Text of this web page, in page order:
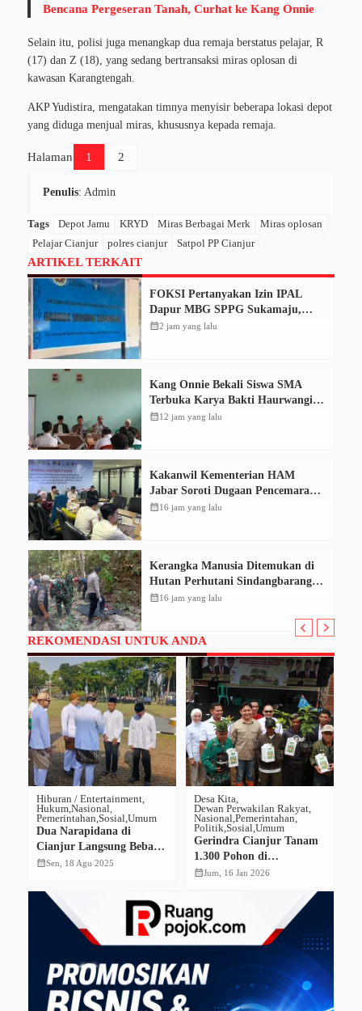
Bencana Pergeseran Tanah, Curhat ke Kang Onnie
Selain itu, polisi juga menangkap dua remaja berstatus pelajar, R
(17) dan Z (18), yang sedang bertransaksi miras oplosan di
kawasan Karangtengah.
AKP Yudistira, mengatakan timnya menyisir beberapa lokasi depot
yang diduga menjual miras, khususnya kepada remaja.
Halaman 1 2
Penulis: Admin
Tags Depot Jamu KRYD Miras Berbagai Merk
Miras oplosan
Pelajar Cianjur
polres cianjur Satpol PP Cianjur
ARTIKEL TERKAIT
FOKSI Pertanyakan Izin IPAL
Dapur MBG SPPG Sukamaju,
Korcam Sebut SPPL Belum Terbit
calendar_month2 jam yang lalu
Kang Onnie Bekali Siswa SMA
Terbuka Karya Bakti Haurwangi
dengan Pendidikan Demokrasi
calendar_month12 jam yang lalu
Kakanwil Kementerian HAM
Jabar Soroti Dugaan Pencemaran
Sungai Cikeas, Dinilai Ancam Hak
calendar_month16 jam yang lalu
Kerangka Manusia Ditemukan di
Hutan Perhutani Sindangbarang,
Polisi Selidiki Identitas Korban
calendar_month16 jam yang lalu
REKOMENDASI UNTUK ANDA
Hiburan / Entertainment
Hukum Nasional
Pemerintahan Sosial Umum
Dua Narapidana di
Cianjur Langsung Bebas
di HUT RI ke-80 Berkat
calendar_monthSen, 18 Agu 2025
Desa Kita
Dewan Perwakilan Rakyat
Nasional Pemerintahan
Politik Sosial Umum
Gerindra Cianjur Tanam
1.300 Pohon di
Sukanagara, Bupati :
Pangan
calendar_monthJum, 16 Jan 2026